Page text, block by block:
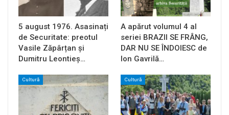
5 august 1976. Asasinați
de Securitate: preotul
Vasile Zăpârțan și
Dumitru Leontieș…
A apărut volumul 4 al
seriei BRAZII SE FRÂNG,
DAR NU SE ÎNDOIESC de
Ion Gavrilă…
Cultură Cultură